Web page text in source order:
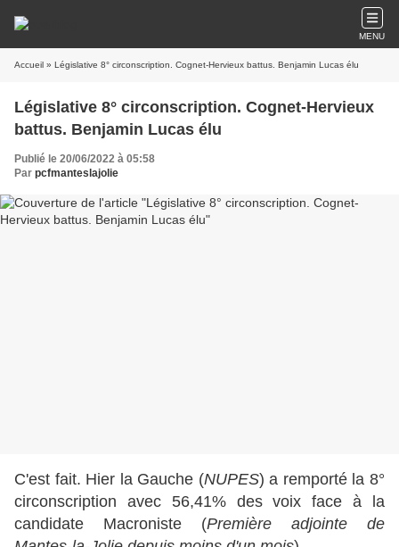
MENU
Accueil » Législative 8° circonscription. Cognet-Hervieux battus. Benjamin Lucas élu
Législative 8° circonscription. Cognet-Hervieux
battus. Benjamin Lucas élu
Publié le 20/06/2022 à 05:58
Par pcfmanteslajolie
C'est fait. Hier la Gauche (NUPES) a remporté la 8°
circonscription avec 56,41% des voix face à la
candidate Macroniste (Première adjointe de